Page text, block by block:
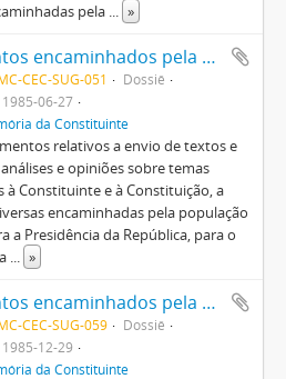
pela ... »
Documentos encaminhados pela população em geral
CEC-SUG-051
Dossiê
06-27
da Constituinte
relativos a envio de textos e
e opiniões sobre temas
à Constituinte e à Constituição, a
encaminhadas pela população
a Presidência da República, para o
... »
Documentos encaminhados pela população em geral
CEC-SUG-059
Dossiê
12-29
da Constituinte